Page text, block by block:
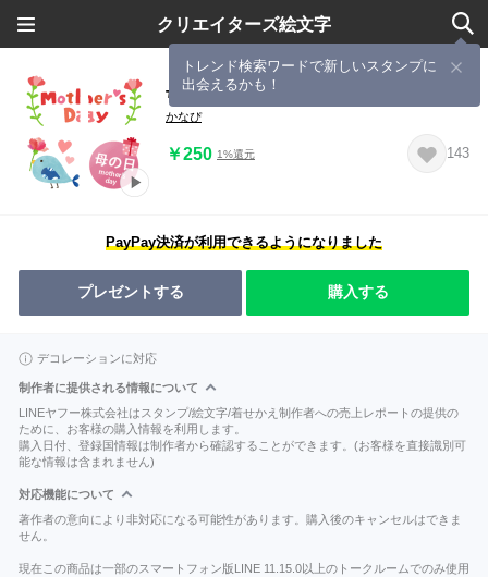
クリエイターズ絵文字
トレンド検索ワードで新しいスタンプに
出会えるかも！
母の日★父の日★動く絵文字
かなぴ
￥250 1%還元 143
PayPay決済が利用できるようになりました
プレゼントする 購入する
デコレーションに対応
制作者に提供される情報について
LINEヤフー株式会社はスタンプ/絵文字/着せかえ制作者への売上レポートの提供の
ために、お客様の購入情報を利用します。
購入日付、登録国情報は制作者から確認することができます。(お客様を直接識別可
能な情報は含まれません)
対応機能について
著作者の意向により非対応になる可能性があります。購入後のキャンセルはできま
せん。
現在この商品は一部のスマートフォン版LINE 11.15.0以上のトークルームでのみ使用